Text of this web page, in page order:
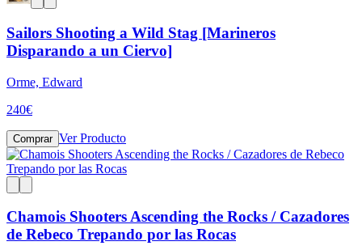
Sailors Shooting a Wild Stag [Marineros
Disparando a un Ciervo]
Orme, Edward
240€
Comprar Ver Producto
Chamois Shooters Ascending the Rocks / Cazadores
de Rebeco Trepando por las Rocas